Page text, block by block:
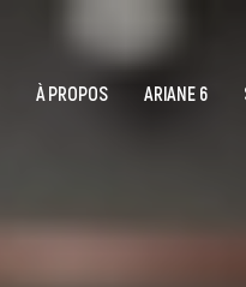
À PROPOS ARIANE 6